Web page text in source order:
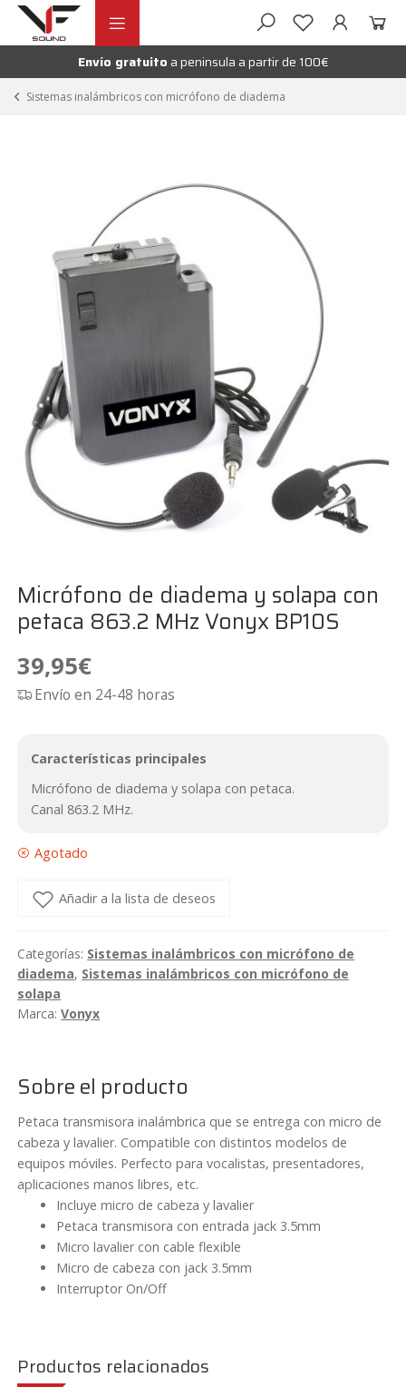
Ir
navegación
Ir
contenidoEnvío gratuito a peninsula a partir de 100€
Sistemas inalámbricos con micrófono de diadema
Micrófono de diadema y solapa con
petaca 863.2 MHz Vonyx BP10S
39,95€
Envío en 24-48 horas
Características principales
Micrófono de diadema y solapa con petaca.
Canal 863.2 MHz.
Agotado
Añadir a la lista de deseos
Categorías: Sistemas inalámbricos con micrófono de
diadema, Sistemas inalámbricos con micrófono de
solapa
Marca:Vonyx
Sobre el producto
Petaca transmisora inalámbrica que se entrega con micro de
cabeza y lavalier. Compatible con distintos modelos de
equipos móviles. Perfecto para vocalistas, presentadores,
aplicaciones manos libres, etc.
Incluye micro de cabeza y lavalier
Petaca transmisora con entrada jack 3.5mm
Micro lavalier con cable flexible
Micro de cabeza con jack 3.5mm
Interruptor On/Off
Productos relacionados